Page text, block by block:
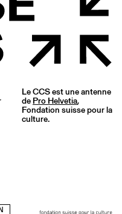
Le CCS est une antenne
de Pro Helvetia,
Fondation suisse pour la
culture.